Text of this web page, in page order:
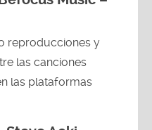
reproducciones y
las canciones
las plataformas